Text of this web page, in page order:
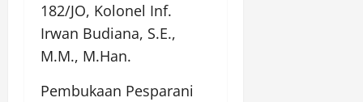
182/JO, Kolonel Inf.
Irwan Budiana, S.E.,
M.M., M.Han.
Pembukaan Pesparani